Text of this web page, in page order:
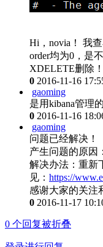
Hi，novia！ 我
order均为0，是
XDELETE删除！
0 2016-11-16
gaoming
是用kibana管理的
0 2016-11-16
gaoming
问题已经解决！
产生问题的原因
解决办法：重新
见： https://
感谢大家的关注
0 2016-11-17
0 个回复被折叠